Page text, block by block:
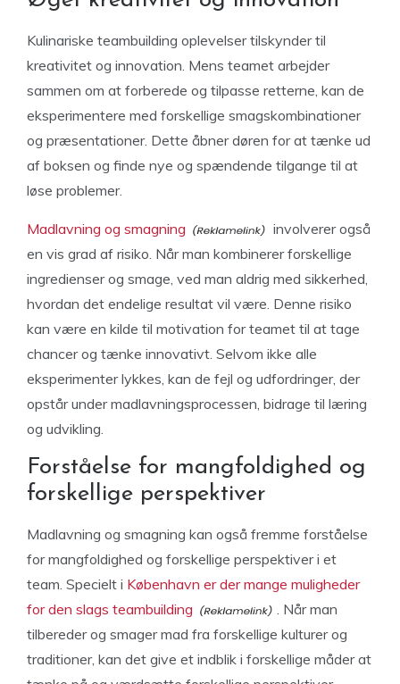
Kulinariske teambuilding oplevelser tilskynder til
kreativitet og innovation. Mens teamet arbejder
sammen om at forberede og tilpasse retterne, kan de
eksperimentere med forskellige smagskombinationer
og præsentationer. Dette åbner døren for at tænke ud
af boksen og finde nye og spændende tilgange til at
løse problemer.
Madlavning og smagning
involverer også
en vis grad af risiko. Når man kombinerer forskellige
ingredienser og smage, ved man aldrig med sikkerhed,
hvordan det endelige resultat vil være. Denne risiko
kan være en kilde til motivation for teamet til at tage
chancer og tænke innovativt. Selvom ikke alle
eksperimenter lykkes, kan de fejl og udfordringer, der
opstår under madlavningsprocessen, bidrage til læring
og udvikling.
Forståelse for mangfoldighed og
forskellige perspektiver
Madlavning og smagning kan også fremme forståelse
for mangfoldighed og forskellige perspektiver i et
team. Specielt i København er der mange muligheder
for den slags teambuilding
. Når man
tilbereder og smager mad fra forskellige kulturer og
traditioner, kan det give et indblik i forskellige måder at